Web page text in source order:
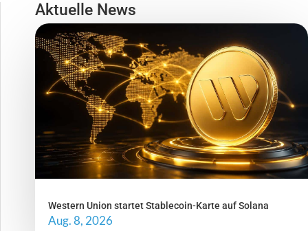
Aktuelle News
Western Union startet Stablecoin-Karte auf Solana
Aug. 8, 2026